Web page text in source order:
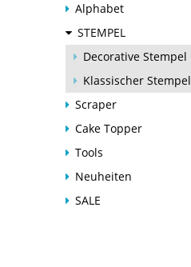
Alphabet
STEMPEL
Decorative Stempel
Klassischer Stempel
Scraper
Cake Topper
Tools
Neuheiten
SALE